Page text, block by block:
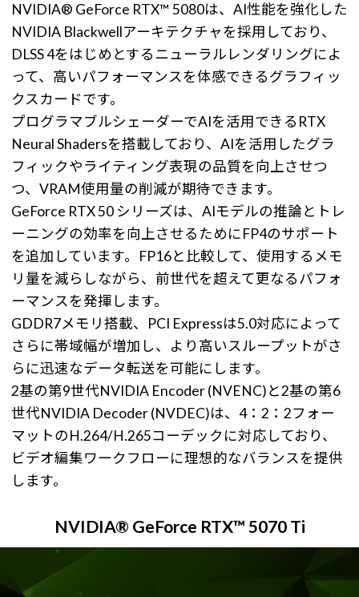
NVIDIA® GeForce RTX™ 5080は、AI性能を強化した
NVIDIA Blackwellアーキテクチャを採用しており、
DLSS 4をはじめとするニューラルレンダリングによ
って、高いパフォーマンスを体感できるグラフィッ
クスカードです。
プログラマブルシェーダーでAIを活用できるRTX
Neural Shadersを搭載しており、AIを活用したグラ
フィックやライティング表現の品質を向上させつ
つ、VRAM使用量の削減が期待できます。
GeForce RTX 50 シリーズは、AIモデルの推論とトレ
ーニングの効率を向上させるためにFP4のサポート
を追加しています。FP16と比較して、使用するメモ
リ量を減らしながら、前世代を超えて更なるパフォ
ーマンスを発揮します。
GDDR7メモリ搭載、PCI Expressは5.0対応によって
さらに帯域幅が増加し、より高いスループットがさ
らに迅速なデータ転送を可能にします。
2基の第9世代NVIDIA Encoder (NVENC)と2基の第6
世代NVIDIA Decoder (NVDEC)は、4：2：2フォー
マットのH.264/H.265コーデックに対応しており、
ビデオ編集ワークフローに理想的なバランスを提供
します。
NVIDIA® GeForce RTX™ 5070 Ti